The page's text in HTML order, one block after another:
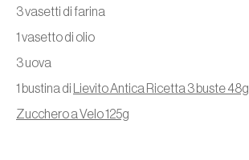
3 vasetti di farina
1 vasetto di olio
3 uova
1 bustina di Lievito Antica Ricetta 3 buste 48g
Zucchero a Velo 125g